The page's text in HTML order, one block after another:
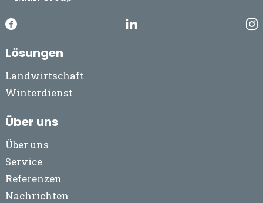
Lösungen
Landwirtschaft
Winterdienst
Über uns
Über uns
Service
Referenzen
Nachrichten